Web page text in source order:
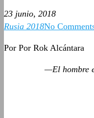
23 junio, 2018
Rusia 2018No
Por Por Rok Alcántara
—El hombre